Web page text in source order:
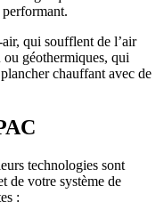
qui soufflent de l’air
ou géothermiques, qui
chauffant avec de
technologies sont
de votre système de
:​